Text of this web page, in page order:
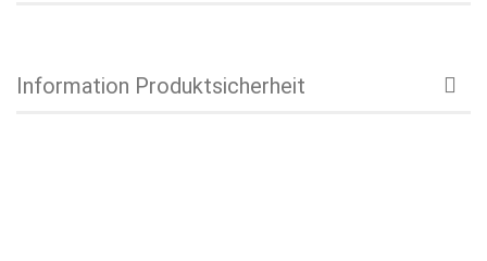
Information Produktsicherheit